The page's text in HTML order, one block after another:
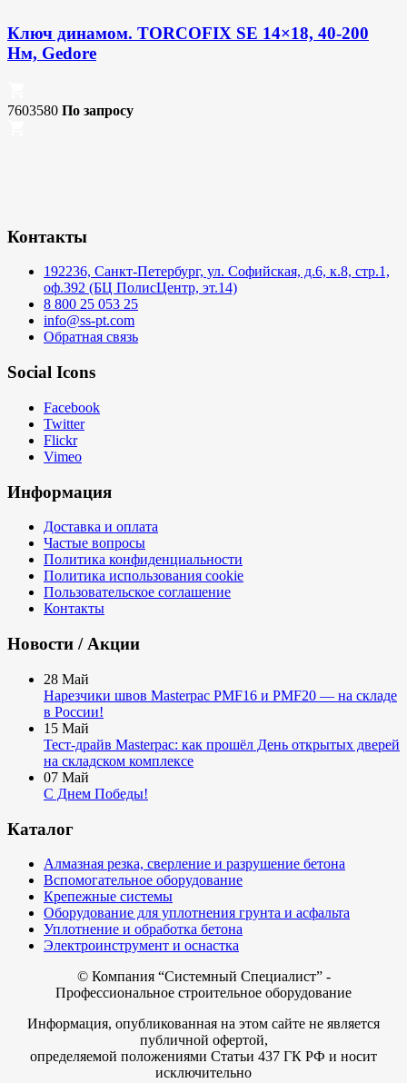
Ключ динамом. TORCOFIX SE 14×18, 40-200
Нм, Gedore
7603580 По запросу
Контакты
192236, Санкт-Петербург, ул. Софийская, д.6, к.8, стр.1,
оф.392 (БЦ ПолисЦентр, эт.14)
8 800 25 053 25
info@ss-pt.com
Обратная связь
Social Icons
Facebook
Twitter
Flickr
Vimeo
Информация
Доставка и оплата
Частые вопросы
Политика конфиденциальности
Политика использования cookie
Пользовательское соглашение
Контакты
Новости / Акции
28 Май
Нарезчики швов Masterpac PMF16 и PMF20 — на складе
в России!
15 Май
Тест-драйв Masterpac: как прошёл День открытых дверей
на складском комплексе
07 Май
С Днем Победы!
Каталог
Алмазная резка, сверление и разрушение бетона
Вспомогательное оборудование
Крепежные системы
Оборудование для уплотнения грунта и асфальта
Уплотнение и обработка бетона
Электроинструмент и оснастка
© Компания “Системный Специалист” -
Профессиональное строительное оборудование
Информация, опубликованная на этом сайте не является
публичной офертой,
определяемой положениями Статьи 437 ГК РФ и носит
исключительно